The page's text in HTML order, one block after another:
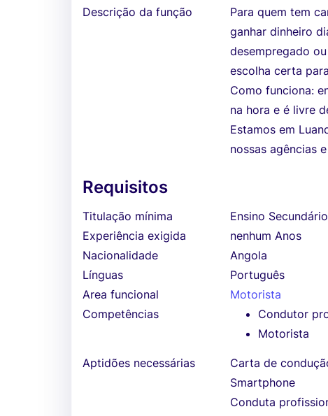
Descrição da função
Para quem tem
ganhar dinheiro
desempregado
escolha certa
Como funciona:
na hora e é livre
Estamos em
nossas agências
Requisitos
Titulação mínima
Ensino Secundário
Experiência exigida
nenhum Anos
Nacionalidade
Angola
Línguas
Português
Area funcional
Motorista
Competências
Condutor
Motorista
Aptidões necessárias
Carta de
Smartphone
Conduta